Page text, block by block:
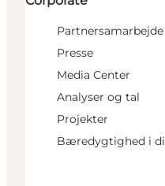
Partnersamarbejde
Presse
Media Center
Analyser og tal
Projekter
Bæredygtighed i